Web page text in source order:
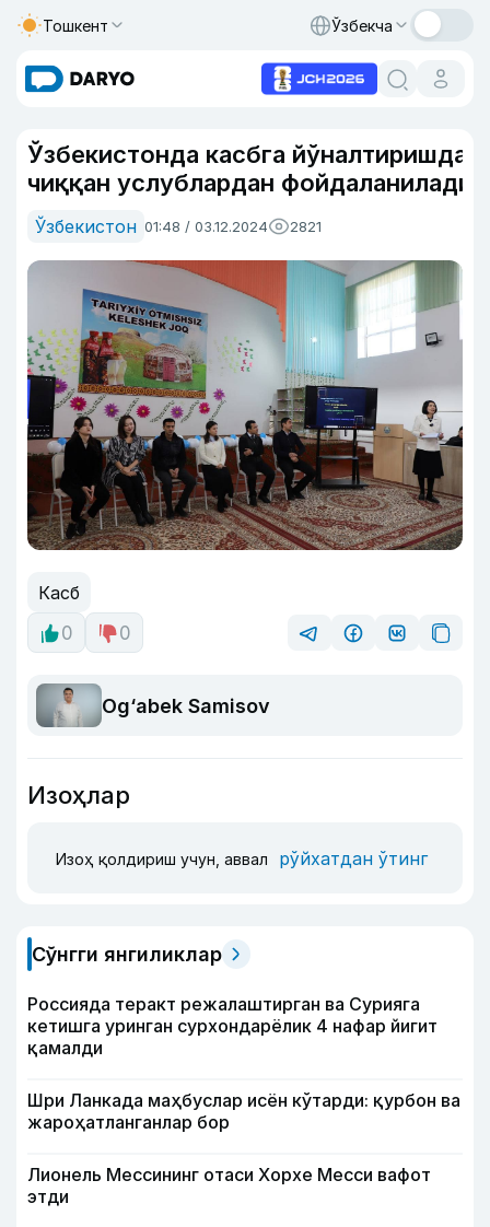
Тошкент Ўзбекча
Ўзбекистонда касбга йўналтиришда
чиққан услублардан фойдаланилади
Ўзбекистон 01:48 / 03.12.2024 2821
Касб
0
0
Og‘abek Samisov
Изоҳлар
Изоҳ қолдириш учун, аввал рўйхатдан ўтинг
Сўнгги янгиликлар
Россияда теракт режалаштирган ва Сурияга
кетишга уринган сурхондарёлик 4 нафар йигит
қамалди
Шри Ланкада маҳбуслар исён кўтарди: қурбон ва
жароҳатланганлар бор
Лионель Мессининг отаси Хорхе Месси вафот
этди